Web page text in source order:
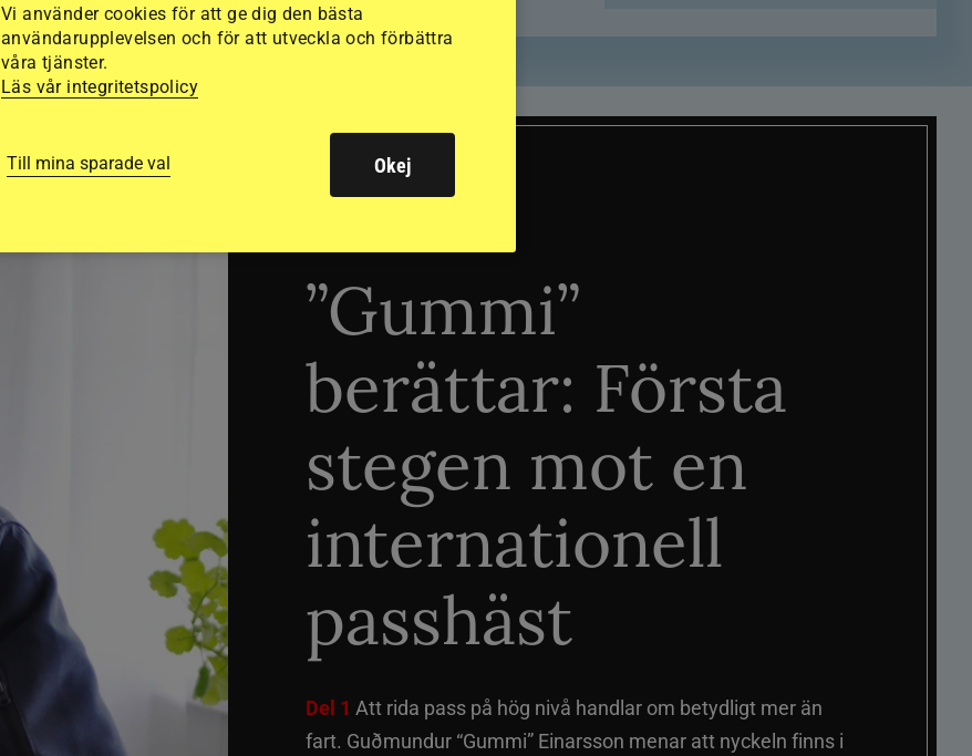
TRÄNINGSTIPS
”Gummi”
berättar: Första
stegen mot en
internationell
passhäst
Del 1 Att rida pass på hög nivå handlar om betydligt mer än
fart. Guðmundur “Gummi” Einarsson menar att nyckeln finns i
Vi använder cookies för att ge dig den bästa
användarupplevelsen och för att utveckla och förbättra
våra tjänster.
Läs vår integritetspolicy
Till mina sparade val Okej